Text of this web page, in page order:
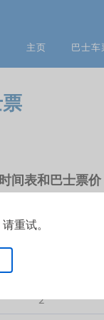
主页
巴士车
间表和巴士票价
行程次数
2
重试。